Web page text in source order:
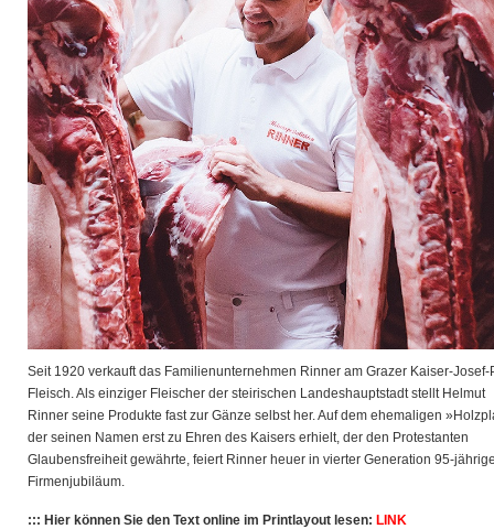
Seit 1920 verkauft das Familienunternehmen Rinner am Grazer Kaiser-Josef-
Fleisch. Als einziger Fleischer der steirischen Landeshauptstadt stellt Helmut
Rinner seine Produkte fast zur Gänze selbst her. Auf dem ehemaligen
der seinen Namen erst zu Ehren des Kaisers erhielt, der den Protestanten
Glaubensfreiheit gewährte, feiert Rinner heuer in vierter Generation 95-
Firmenjubiläum.
::: Hier können Sie den Text online im Printlayout lesen: LINK